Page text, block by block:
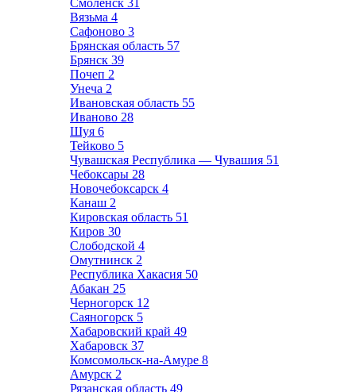
Смоленск 31
Вязьма 4
Сафоново 3
Брянская область 57
Брянск 39
Почеп 2
Унеча 2
Ивановская область 55
Иваново 28
Шуя 6
Тейково 5
Чувашская Республика — Чувашия 51
Чебоксары 28
Новочебоксарск 4
Канаш 2
Кировская область 51
Киров 30
Слободской 4
Омутнинск 2
Республика Хакасия 50
Абакан 25
Черногорск 12
Саяногорск 5
Хабаровский край 49
Хабаровск 37
Комсомольск-на-Амуре 8
Амурск 2
Рязанская область 49